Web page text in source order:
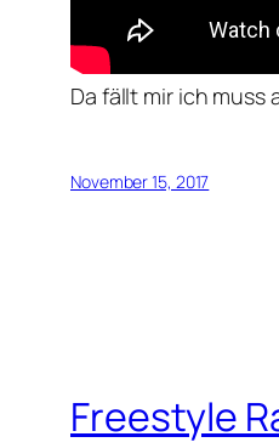
Da fällt mir ich muss
November 15, 2017
Freestyle